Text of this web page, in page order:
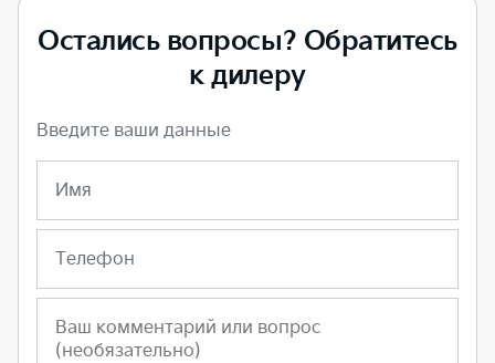
Остались вопросы? Обратитесь
к дилеру
Введите ваши данные
Имя
Телефон